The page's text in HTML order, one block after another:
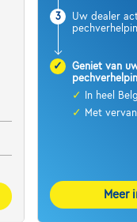
3
Uw dealer
✓
Geniet van
✓
In heel
✓ Met
Meer